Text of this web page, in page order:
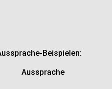
Beispielen:
Aussprache